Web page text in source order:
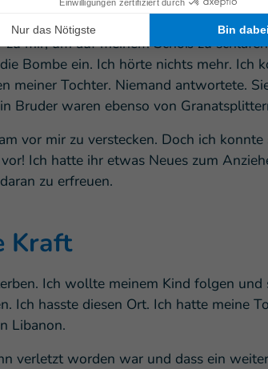
sie ins Bett. Und auch tagsüber
mir, um auf meinem Schoß zu
Bombe ein. Ich hörte nichts mehr. Ich
meiner Tochter. Niemand antwortete.
Bruder waren ebenso von
vor mir zu verstecken. Doch ich
Ich hatte ihr etwas Neues zum
zu erfreuen.
Kraft
Ich wollte meinem Kind folgen
Ich hasste diesen Ort. Ich hatte meine
Libanon.
verletzt worden war und dass ein